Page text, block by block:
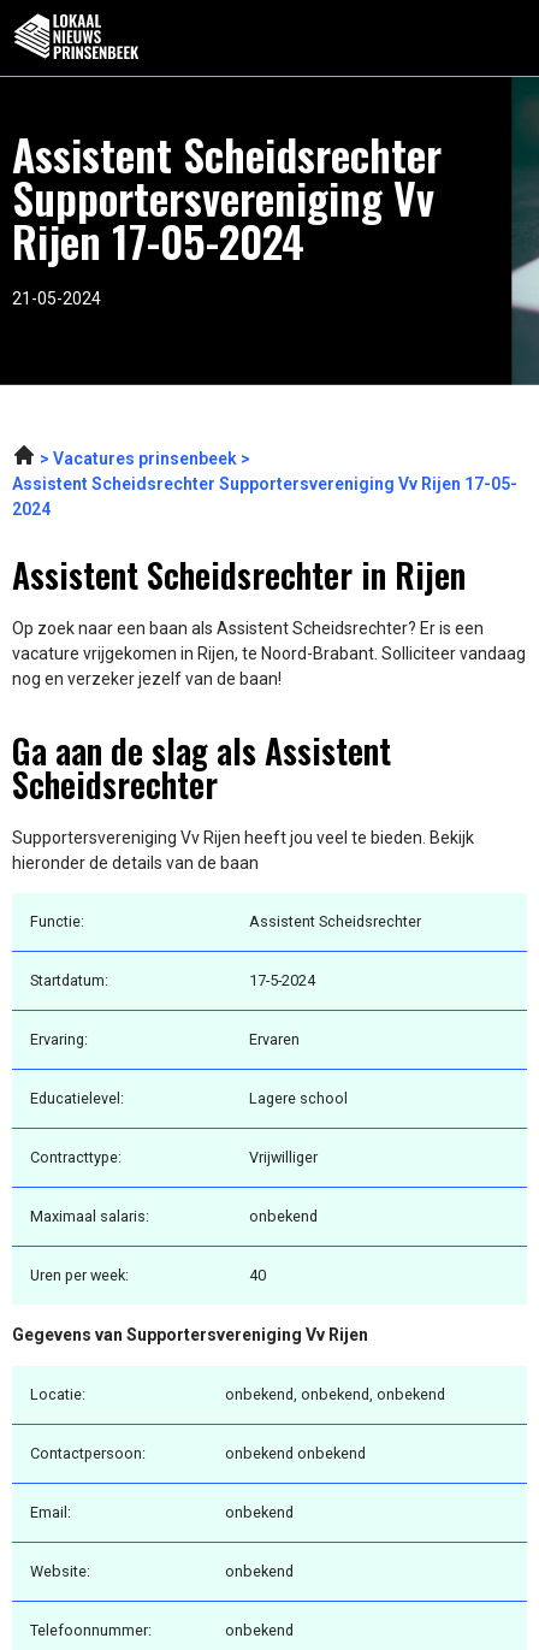
Assistent Scheidsrechter
Supportersvereniging Vv
Rijen 17-05-2024
21-05-2024
Vacatures prinsenbeek
Assistent Scheidsrechter Supportersvereniging Vv Rijen 17-05-
2024
Assistent Scheidsrechter in Rijen
Op zoek naar een baan als Assistent Scheidsrechter? Er is een
vacature vrijgekomen in Rijen, te Noord-Brabant. Solliciteer vandaag
nog en verzeker jezelf van de baan!
Ga aan de slag als Assistent
Scheidsrechter
Supportersvereniging Vv Rijen heeft jou veel te bieden. Bekijk
hieronder de details van de baan
Functie: Assistent Scheidsrechter
Startdatum: 17-5-2024
Ervaring: Ervaren
Educatielevel: Lagere school
Contracttype: Vrijwilliger
Maximaal salaris: onbekend
Uren per week: 40
Gegevens van Supportersvereniging Vv Rijen
Locatie: onbekend, onbekend, onbekend
Contactpersoon: onbekend onbekend
Email: onbekend
Website: onbekend
Telefoonnummer: onbekend